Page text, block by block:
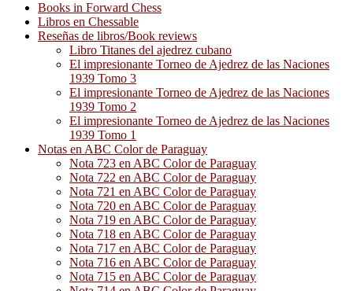
Books in Forward Chess
Libros en Chessable
Reseñas de libros/Book reviews
Libro Titanes del ajedrez cubano
El impresionante Torneo de Ajedrez de las Naciones
1939 Tomo 3
El impresionante Torneo de Ajedrez de las Naciones
1939 Tomo 2
El impresionante Torneo de Ajedrez de las Naciones
1939 Tomo 1
Notas en ABC Color de Paraguay
Nota 723 en ABC Color de Paraguay
Nota 722 en ABC Color de Paraguay
Nota 721 en ABC Color de Paraguay
Nota 720 en ABC Color de Paraguay
Nota 719 en ABC Color de Paraguay
Nota 718 en ABC Color de Paraguay
Nota 717 en ABC Color de Paraguay
Nota 716 en ABC Color de Paraguay
Nota 715 en ABC Color de Paraguay